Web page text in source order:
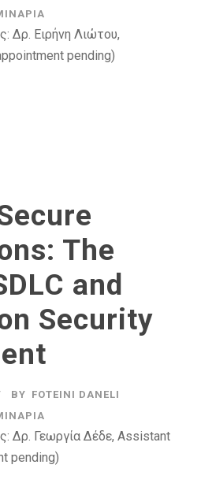
Δρ. Ειρήνη Λιώτου,
pending)
The
and
Security
BY FOTEINI DANELI
Δρ. Γεωργία Δέδε, Assistant
pending)